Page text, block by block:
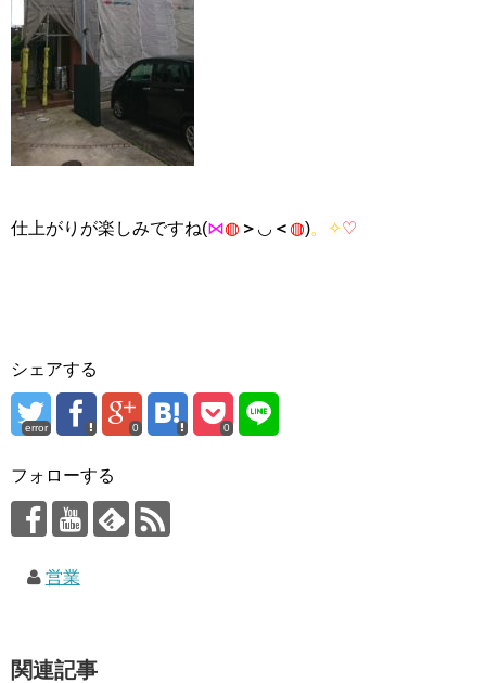
仕上がりが楽しみですね(⋈◍ ＞ ◡ ＜ ◍)。✧♡
シェアする
error 0 0
フォローする
営業
関連記事